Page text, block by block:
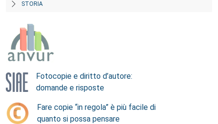
STORIA
Fotocopie e diritto d’autore:
domande e risposte
Fare copie “in regola” è più facile di
quanto si possa pensare